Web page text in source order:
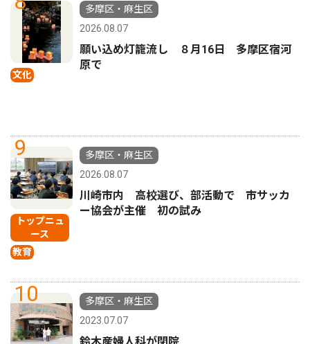
文化
多摩区・麻生区
2026.08.07
願い込め灯籠流し ８月16日 多摩区宿河
原で
9
トップニュ
ース
教育
多摩区・麻生区
2026.08.07
川崎市内 高校選び、部活動で 市サッカ
ー協会が主催 初の試み
10
多摩区・麻生区
2023.07.07